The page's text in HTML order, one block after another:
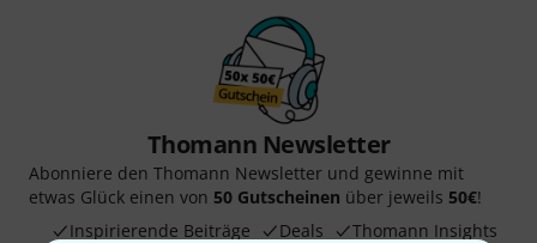
Thomann Newsletter
Abonniere den Thomann Newsletter und gewinne mit
etwas Glück einen von 50 Gutscheinen über jeweils 50€!
Inspirierende Beiträge
Deals Thomann Insights